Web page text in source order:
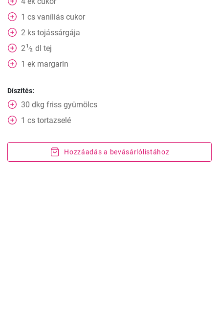
1 cs vaníliás cukor
2 ks tojássárgája
21⁄2 dl tej
1 ek margarin
Díszítés:
30 dkg friss gyümölcs
1 cs tortazselé
Hozzáadás a bevásárlólistához